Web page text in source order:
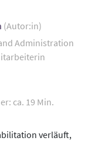
(Autor:in)
Administration
ca. 19 Min.
verläuft,